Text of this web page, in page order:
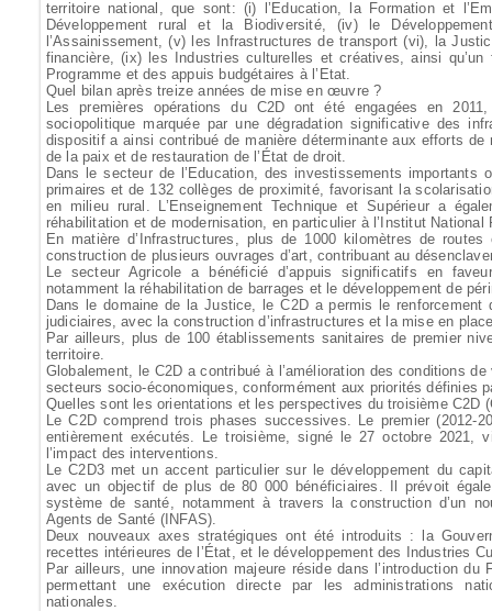
territoire national, que sont: (i) l’Education, la Formation et
Développement rural et la Biodiversité, (iv) le
l’Assainissement, (v) les Infrastructures de transport (vi), la
financière, (ix) les Industries culturelles et créatives, ainsi
Programme et des appuis budgétaires à l’Etat.
Quel bilan après treize années de mise en œuvre ?
Les premières opérations du C2D ont été engagées en
sociopolitique marquée par une dégradation significative des
dispositif a ainsi contribué de manière déterminante aux efforts de
de la paix et de restauration de l’État de droit.
Dans le secteur de l’Education, des investissements importants
primaires et de 132 collèges de proximité, favorisant la
en milieu rural. L’Enseignement Technique et Supérieur a
réhabilitation et de modernisation, en particulier à l’Institut
En matière d’Infrastructures, plus de 1000 kilomètres de
construction de plusieurs ouvrages d’art, contribuant au
Le secteur Agricole a bénéficié d’appuis significatifs en
notamment la réhabilitation de barrages et le développement de
Dans le domaine de la Justice, le C2D a permis le renforcement
judiciaires, avec la construction d’infrastructures et la mise en
Par ailleurs, plus de 100 établissements sanitaires de premier
territoire.
Globalement, le C2D a contribué à l’amélioration des conditions
secteurs socio-économiques, conformément aux priorités définies
Quelles sont les orientations et les perspectives du troisième C2D
Le C2D comprend trois phases successives. Le premier (2012-
entièrement exécutés. Le troisième, signé le 27 octobre 2021,
l’impact des interventions.
Le C2D3 met un accent particulier sur le développement du
avec un objectif de plus de 80 000 bénéficiaires. Il prévoit
système de santé, notamment à travers la construction d’un
Agents de Santé (INFAS).
Deux nouveaux axes stratégiques ont été introduits : la
recettes intérieures de l’État, et le développement des Industries
Par ailleurs, une innovation majeure réside dans l’introduction du
permettant une exécution directe par les administrations
nationales.